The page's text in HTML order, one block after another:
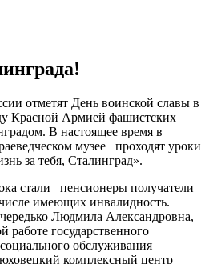
отметят День воинской славы в
Красной Армией фашистских
В настоящее время в
музее проходят уроки
за тебя, Сталинград».
стали пенсионеры получатели
имеющих инвалидность.
Людмила Александровна,
работе государственного
обслуживания
комплексный центр